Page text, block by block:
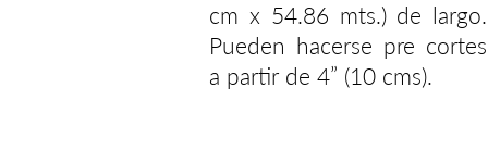
cm x 54.86 mts.) de largo.
Pueden hacerse pre cortes
a partir de 4” (10 cms).